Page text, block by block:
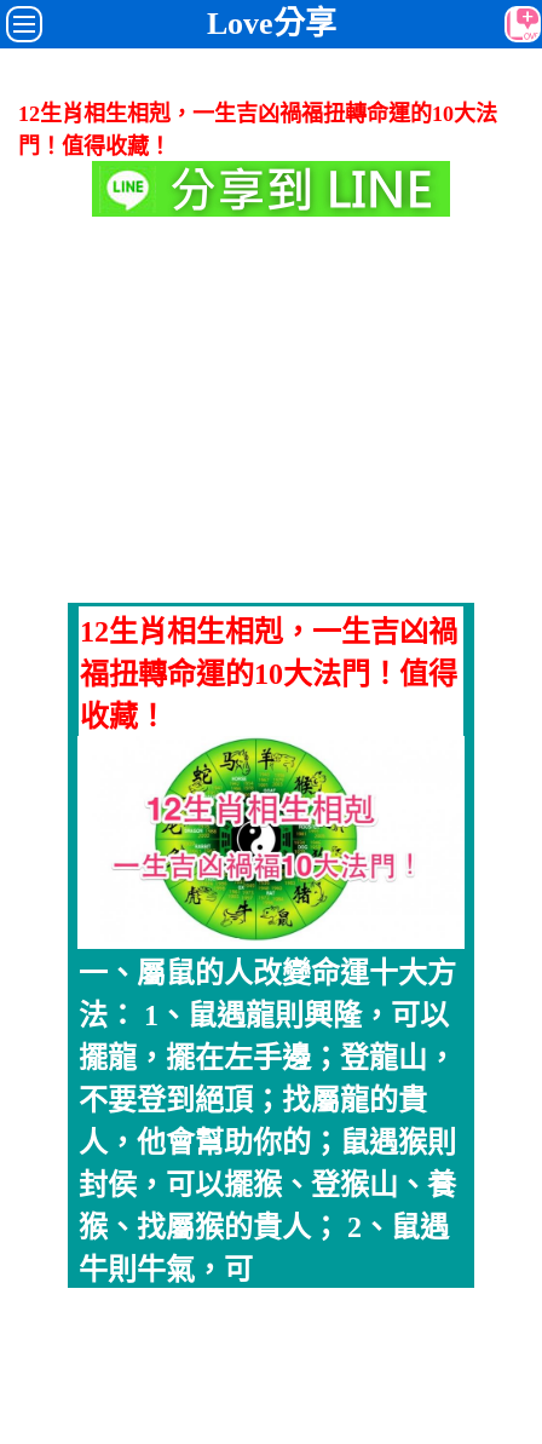
Love分享
12生肖相生相剋，一生吉凶禍福扭轉命運的10大法
門！值得收藏！
12生肖相生相剋，一生吉凶禍
福扭轉命運的10大法門！值得
收藏！
一、屬鼠的人改變命運十大方
法： 1、鼠遇龍則興隆，可以
擺龍，擺在左手邊；登龍山，
不要登到絕頂；找屬龍的貴
人，他會幫助你的；鼠遇猴則
封侯，可以擺猴、登猴山、養
猴、找屬猴的貴人； 2、鼠遇
牛則牛氣，可